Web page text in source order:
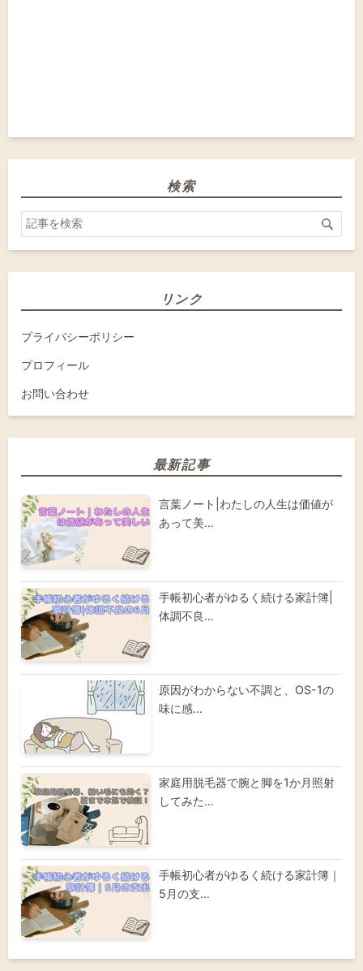
検索
リンク
プライバシーポリシー
プロフィール
お問い合わせ
最新記事
言葉ノート|わたしの人生は価値が
あって美…
手帳初心者がゆるく続ける家計簿|
体調不良…
原因がわからない不調と、OS-1の
味に感…
家庭用脱毛器で腕と脚を1か月照射
してみた…
手帳初心者がゆるく続ける家計簿｜
5月の支…